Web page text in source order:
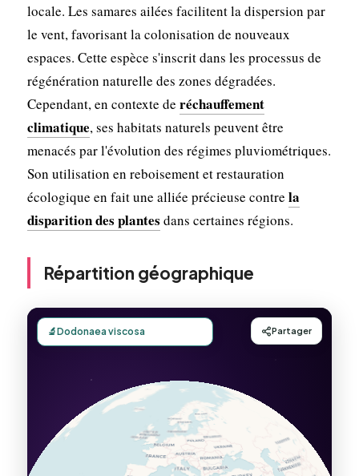
locale. Les samares ailées facilitent la dispersion par
le vent, favorisant la colonisation de nouveaux
espaces. Cette espèce s'inscrit dans les processus de
régénération naturelle des zones dégradées.
Cependant, en contexte de réchauffement
climatique, ses habitats naturels peuvent être
menacés par l'évolution des régimes pluviométriques.
Son utilisation en reboisement et restauration
écologique en fait une alliée précieuse contre la
disparition des plantes dans certaines régions.
Répartition géographique